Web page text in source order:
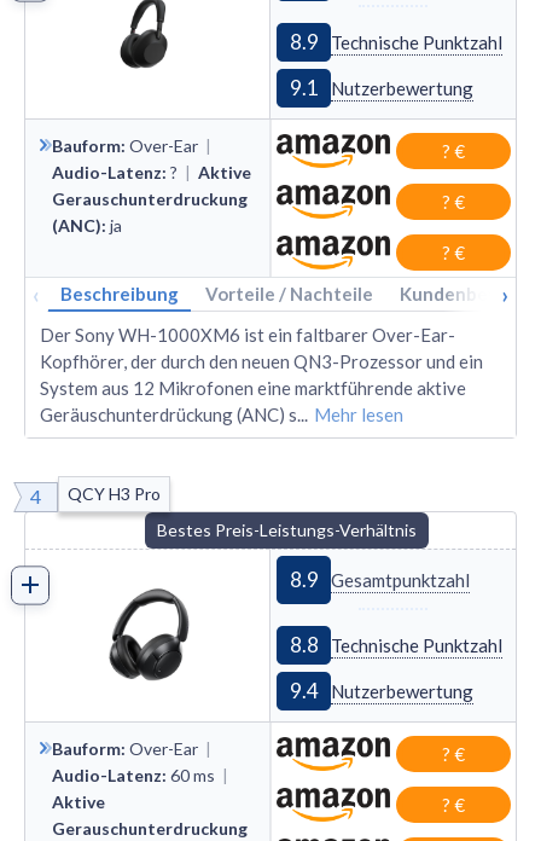
8.9 Technische Punktzahl
9.1 Nutzerbewertung
Bauform: Over-Ear |
Audio-Latenz: ? | Aktive
Gerauschunterdruckung
(ANC): ja
? €
? €
? €
‹ Beschreibung Vorteile / Nachteile ›
Der Sony WH-1000XM6 ist ein faltbarer Over-Ear-
Kopfhörer, der durch den neuen QN3-Prozessor und ein
System aus 12 Mikrofonen eine marktführende aktive
Geräuschunterdrückung (ANC) s... Mehr lesen
4
QCY H3 Pro
Bestes Preis-Leistungs-Verhältnis
8.9 Gesamtpunktzahl
8.8 Technische Punktzahl
9.4 Nutzerbewertung
Bauform: Over-Ear |
Audio-Latenz: 60ms |
Aktive
Gerauschunterdruckung
? €
? €